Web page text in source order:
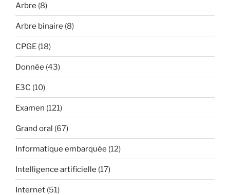
Arbre (8)
Arbre binaire (8)
CPGE (18)
Donnée (43)
E3C (10)
Examen (121)
Grand oral (67)
Informatique embarquée (12)
Intelligence artificielle (17)
Internet (51)